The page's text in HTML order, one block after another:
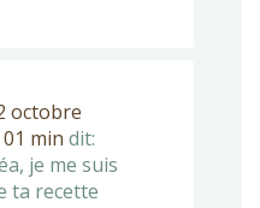
octobre
min dit:
je me suis
ta recette